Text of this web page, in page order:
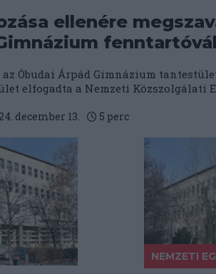
ellenére
az Óbudai Árpád Gimnázium
elfogadta a Nemzeti Közszolgálati
december 13. 5 perc
NEMZETI